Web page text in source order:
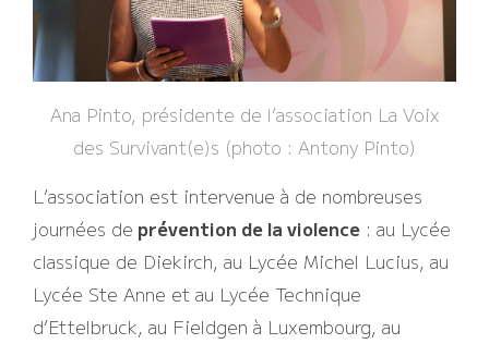
Ana Pinto, présidente de l’association La Voix
des Survivant(e)s (photo : Antony Pinto)
L’association est intervenue à de nombreuses
journées de prévention de la violence : au Lycée
classique de Diekirch, au Lycée Michel Lucius, au
Lycée Ste Anne et au Lycée Technique
d’Ettelbruck, au Fieldgen à Luxembourg, au